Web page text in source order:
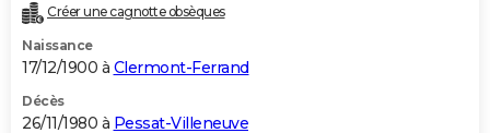
Créer une cagnotte obsèques
Naissance
17/12/1900 à Clermont-Ferrand
Décès
26/11/1980 à Pessat-Villeneuve